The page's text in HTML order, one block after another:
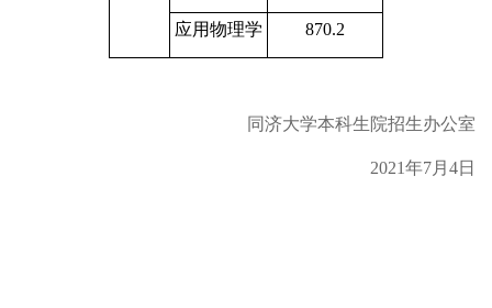
应用物理学 870.2
同济大学本科生院招生办公室
2021年7月4日